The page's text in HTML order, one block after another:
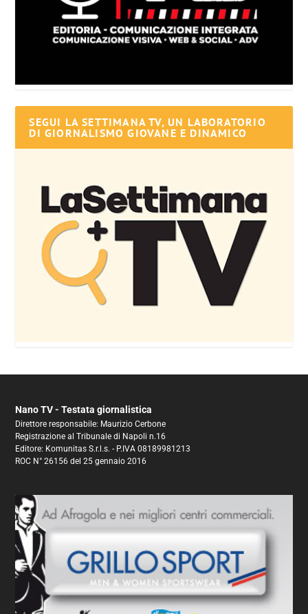
SEGUI LA SETTIMANA TV, UN LABORATORIO
DI GIORNALISMO GIOVANE E DINAMICO
Nano TV - Testata giornalistica
Direttore responsabile: Maurizio Cerbone
Registrazione al Tribunale di Napoli n.16
Editore: Komunitas S.r.l.s. - P.IVA 08189981213
ROC N° 26156 del 25 gennaio 2016